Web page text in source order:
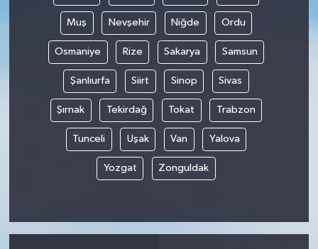
Muş Nevşehir Niğde Ordu
Osmaniye Rize Sakarya Samsun
Şanlıurfa Siirt Sinop Sivas
Şırnak Tekirdağ Tokat Trabzon
Tunceli Uşak Van Yalova
Yozgat Zonguldak